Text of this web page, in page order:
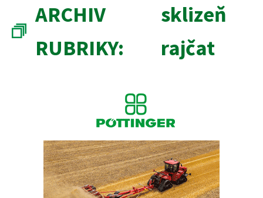
ARCHIV
RUBRIKY:
sklizeň
rajčat